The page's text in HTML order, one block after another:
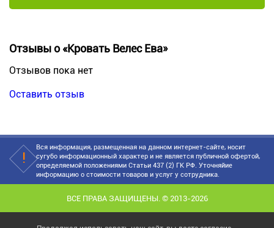
Отзывы о «Кровать Велес Ева»
Отзывов пока нет
Оставить отзыв
Вся информация, размещенная на данном интернет-сайте, носит
сугубо информационный характер и не является публичной офертой,
определяемой положениями Статьи 437 (2) ГК РФ. Уточняйие
информацию о стоимости товаров и услуг у сотрудника.
ВСЕ ПРАВА ЗАЩИЩЕНЫ. © 2013-2026